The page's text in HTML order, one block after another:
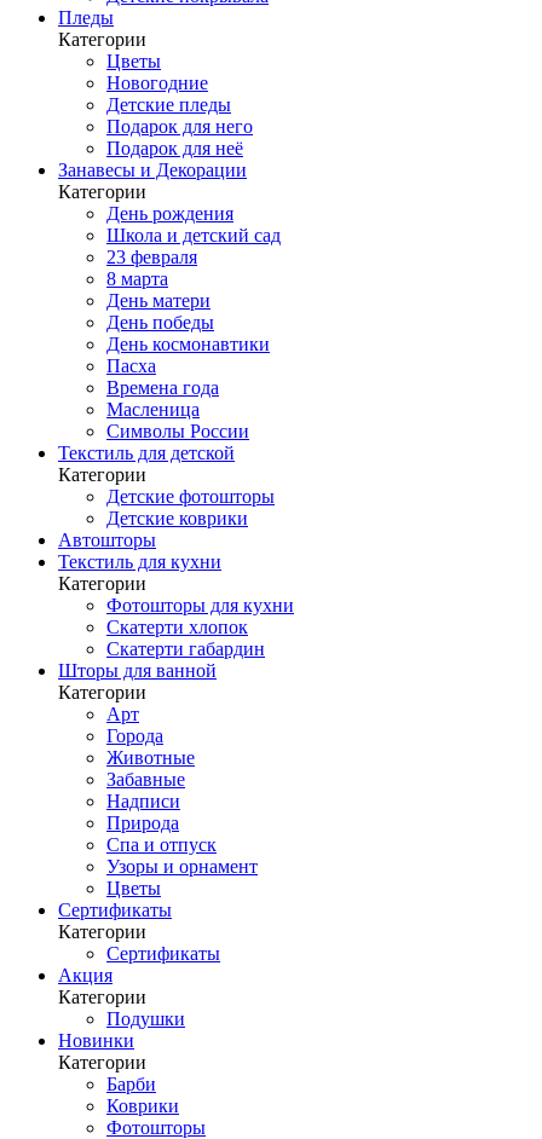
Пледы
Категории
Цветы
Новогодние
Детские пледы
Подарок для него
Подарок для неё
Занавесы и Декорации
Категории
День рождения
Школа и детский сад
23 февраля
8 марта
День матери
День победы
День космонавтики
Пасха
Времена года
Масленица
Символы России
Текстиль для детской
Категории
Детские фотошторы
Детские коврики
Автошторы
Текстиль для кухни
Категории
Фотошторы для кухни
Скатерти хлопок
Скатерти габардин
Шторы для ванной
Категории
Арт
Города
Животные
Забавные
Надписи
Природа
Спа и отпуск
Узоры и орнамент
Цветы
Сертификаты
Категории
Сертификаты
Акция
Категории
Подушки
Новинки
Категории
Барби
Коврики
Фотошторы